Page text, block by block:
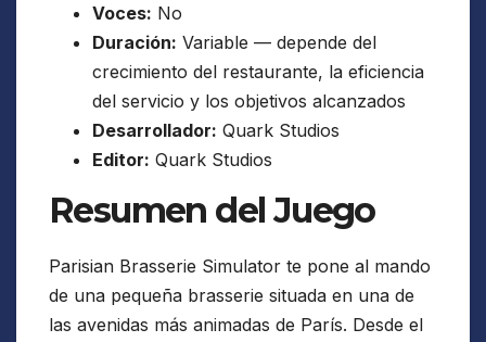
Voces: No
Duración: Variable — depende del
crecimiento del restaurante, la eficiencia
del servicio y los objetivos alcanzados
Desarrollador: Quark Studios
Editor: Quark Studios
Resumen del Juego
Parisian Brasserie Simulator te pone al mando
de una pequeña brasserie situada en una de
las avenidas más animadas de París. Desde el